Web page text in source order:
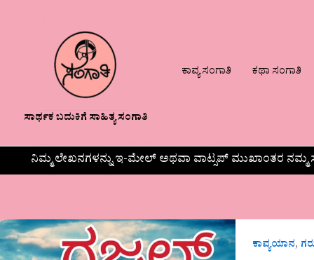
ಸಾರ್ಥಕ ಬದುಕಿಗೆ ಸಾಹಿತ್ಯ ಸಂಗಾತಿ
ಕಾವ್ಯ ಸಂಗಾತಿ ಕಥಾ ಸಂಗಾತಿ
ನಿಮ್ಮ ಲೇಖನಗಳನ್ನು ಇ-ಮೇಲ್ ಅಥವಾ ವಾಟ್ಸಪ್ ಮುಖಾಂತರ
ಕಾವ್ಯಯಾನ,